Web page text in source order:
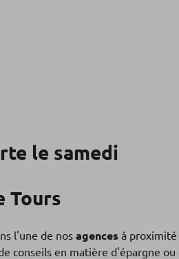
le samedi
Tours
l'une de nos agences à proximité
conseils en matière d'épargne